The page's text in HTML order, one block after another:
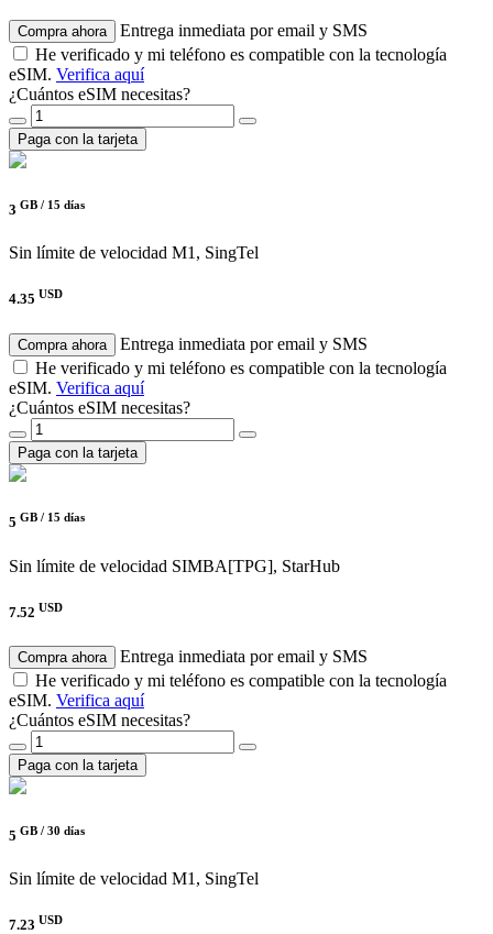
Compra ahora
Entrega inmediata por email y SMS
He verificado y mi teléfono es compatible con la tecnología
eSIM. Verifica aquí
¿Cuántos eSIM necesitas?
Paga con la tarjeta
3 GB / 15 días
Sin límite de velocidad M1, SingTel
4.35 USD
Compra ahora
Entrega inmediata por email y SMS
He verificado y mi teléfono es compatible con la tecnología
eSIM. Verifica aquí
¿Cuántos eSIM necesitas?
Paga con la tarjeta
5 GB / 15 días
Sin límite de velocidad SIMBA[TPG], StarHub
7.52 USD
Compra ahora
Entrega inmediata por email y SMS
He verificado y mi teléfono es compatible con la tecnología
eSIM. Verifica aquí
¿Cuántos eSIM necesitas?
Paga con la tarjeta
5 GB / 30 días
Sin límite de velocidad M1, SingTel
7.23 USD